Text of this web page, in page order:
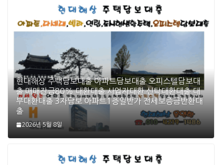
현대해상 주택담보대출 아파트담보대출 오피스텔담보대
출 매매잔금80% 대환대출 사업자대환 신탁대환대출 대
부대환대출 3자담보 아파트1층일반가 전세보증금반환대
출
2026년 5월 8일